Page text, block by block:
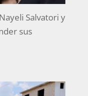
Salvatori y
sus